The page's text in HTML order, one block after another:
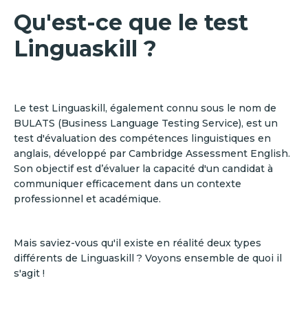
Qu'est-ce que le test
Linguaskill ?
Le test Linguaskill, également connu sous le nom de
BULATS (Business Language Testing Service), est un
test d'évaluation des compétences linguistiques en
anglais, développé par Cambridge Assessment English.
Son objectif est d’évaluer la capacité d'un candidat à
communiquer efficacement dans un contexte
professionnel et académique.
Mais saviez-vous qu'il existe en réalité deux types
différents de Linguaskill ? Voyons ensemble de quoi il
s'agit !